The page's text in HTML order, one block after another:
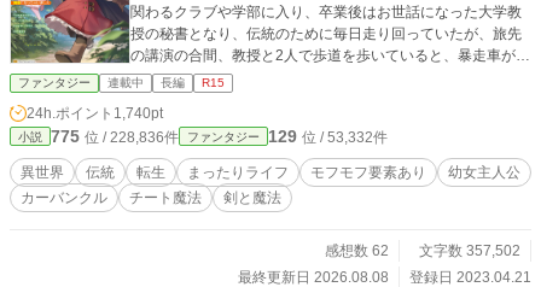
関わるクラブや学部に入り、卒業後はお世話になった大学教
授の秘書となり、伝統のために毎日走り回っていたが、旅先
の講演の合間、教授と2人で歩道を歩いていると、暴走車が突
っ込んできたので、彼女は教授を助けるも、そのまま跳ね飛
ばされてしまい、死を迎えてしまう。 享年は25歳。 周囲には
散乱した荷物だけでなく、さっきまで会話していた家族が横
たわっている。 25歳の精神だからこそ、これが何を意味して
いるのかに気づき、ショックを受ける。 大雨の中を泣き叫ん
でいる時、1体の小さな精霊カーバンクルが現れる。前世もふ
もふ好きだったユミルは、もふもふ精霊と会話することで悲
バンクルと仲良くなったことで、彼女は日本古来の伝統に関
わる魔法を習得するのだが、チート魔法のせいで色々やらか
ファンタジー 連載中 長編 R15
24h.ポイント 1,740pt
小説 775 位 / 228,836件 ファンタジー 129 位 / 53,332件
異世界 伝統 転生 まったりライフ モフモフ要素あり
幼女主人公
カーバンクル
チート魔法 剣と魔法
感想数 62
文字数 357,502
最終更新日 2026.08.08
登録日 2023.04.21